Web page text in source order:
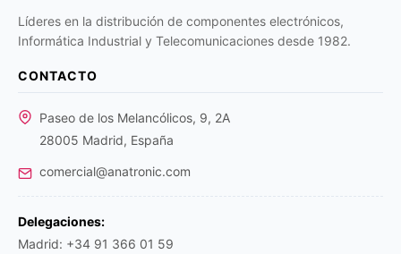
Líderes en la distribución de componentes electrónicos,
Informática Industrial y Telecomunicaciones desde 1982.
CONTACTO
Paseo de los Melancólicos, 9, 2A
28005 Madrid, España
comercial@anatronic.com
Delegaciones:
Madrid: +34 91 366 01 59